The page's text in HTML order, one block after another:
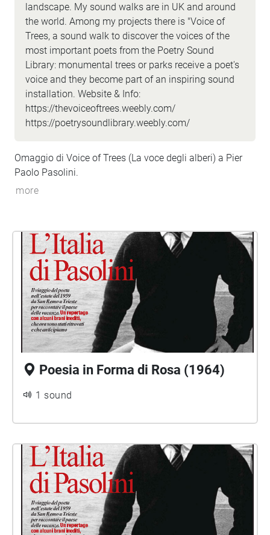
landscape. My sound walks are in UK and around
the world. Among my projects there is "Voice of
Trees, a sound walk to discover the voices of the
most important poets from the Poetry Sound
Library: monumental trees or parks receive a poet's
voice and they become part of an inspiring sound
installation. Website & Info:
https://thevoiceoftrees.weebly.com/
https://poetrysoundlibrary.weebly.com/
Omaggio di Voice of Trees (La voce degli alberi) a Pier
Paolo Pasolini.
more
Poesia in Forma di Rosa (1964)
1 sound